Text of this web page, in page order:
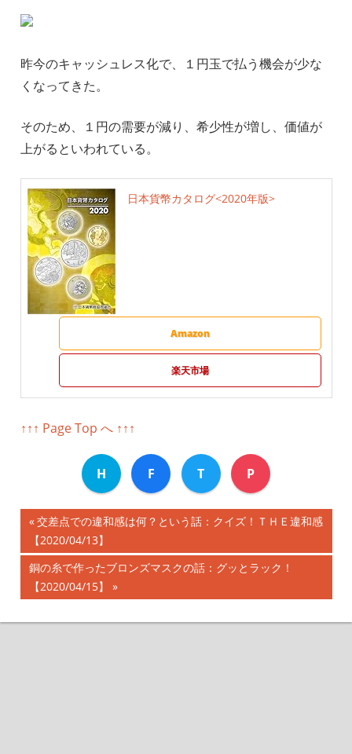
昨今のキャッシュレス化で、１円玉で払う機会が少な
くなってきた。
そのため、１円の需要が減り、希少性が増し、価値が
上がるといわれている。
日本貨幣カタログ<2020年版>
Amazon
楽天市場
↑↑↑ Page Top へ ↑↑↑
H F T P
投
稿
ナ
ビ
前
の
記
事:
交差点での違和感は何？という話：クイズ！ＴＨＥ違和感
【2020/04/13】
次
の
事:
銅の糸で作ったブロンズマスクの話：グッとラック！
【2020/04/15】